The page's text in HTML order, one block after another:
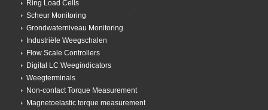
Ring Load Cells
Scheur Monitoring
Grondwaterniveau Monitoring
Industriële Weegschalen
Flow Scale Controllers
Digital LC Weegindicators
Weegterminals
Non-contact Torque Measurement
Magnetoelastic torque measurement